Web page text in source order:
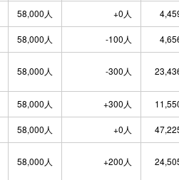
58,000人 +0人
58,000人 -100人
58,000人 -300人
58,000人 +300人
58,000人 +0人
58,000人 +200人